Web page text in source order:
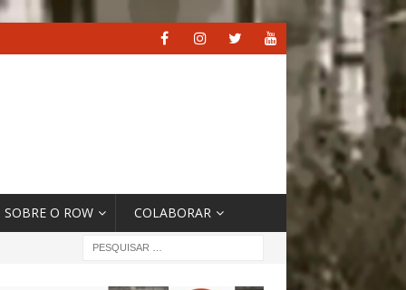
SOBRE O ROW COLABORAR